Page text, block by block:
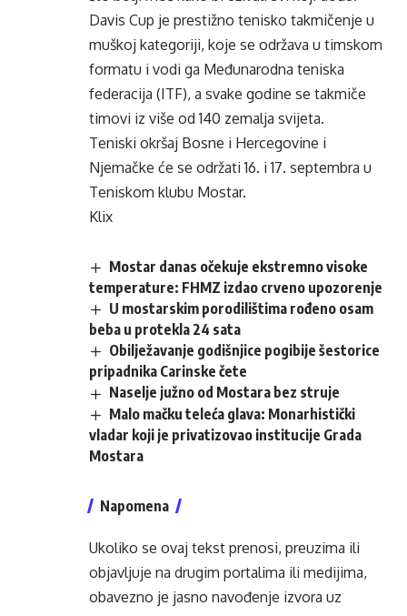
Davis Cup je prestižno tenisko takmičenje u
muškoj kategoriji, koje se održava u timskom
formatu i vodi ga Međunarodna teniska
federacija (ITF), a svake godine se takmiče
timovi iz više od 140 zemalja svijeta.
Teniski okršaj Bosne i Hercegovine i
Njemačke će se održati 16. i 17. septembra u
Teniskom klubu Mostar.
Klix
Mostar danas očekuje ekstremno visoke
temperature: FHMZ izdao crveno upozorenje
U mostarskim porodilištima rođeno osam
beba u protekla 24 sata
Obilježavanje godišnjice pogibije šestorice
pripadnika Carinske čete
Naselje južno od Mostara bez struje
Malo mačku teleća glava: Monarhistički
vladar koji je privatizovao institucije Grada
Mostara
Napomena
Ukoliko se ovaj tekst prenosi, preuzima ili
objavljuje na drugim portalima ili medijima,
obavezno je jasno navođenje izvora uz